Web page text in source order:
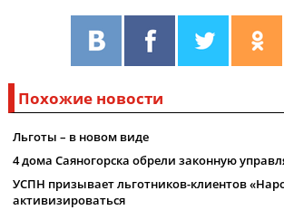
Похожие новости
Льготы – в новом виде
4 дома Саяногорска обрели законную
УСПН призывает льготников-клиентов
активизироваться